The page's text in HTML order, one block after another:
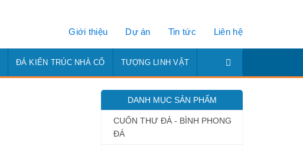
Giới thiệu Dự án Tin tức Liên hệ
ĐÁ KIẾN TRÚC NHÀ CỔ TƯỢNG LINH VẬT
DANH MỤC SẢN PHẨM
CUỐN THƯ ĐÁ - BÌNH PHONG
ĐÁ